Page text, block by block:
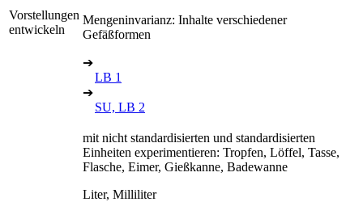
Vorstellungen
entwickeln
Mengeninvarianz: Inhalte verschiedener
Gefäßformen
➔
LB 1
➔
SU, LB 2
mit nicht standardisierten und standardisierten
Einheiten experimentieren: Tropfen, Löffel, Tasse,
Flasche, Eimer, Gießkanne, Badewanne
Liter, Milliliter